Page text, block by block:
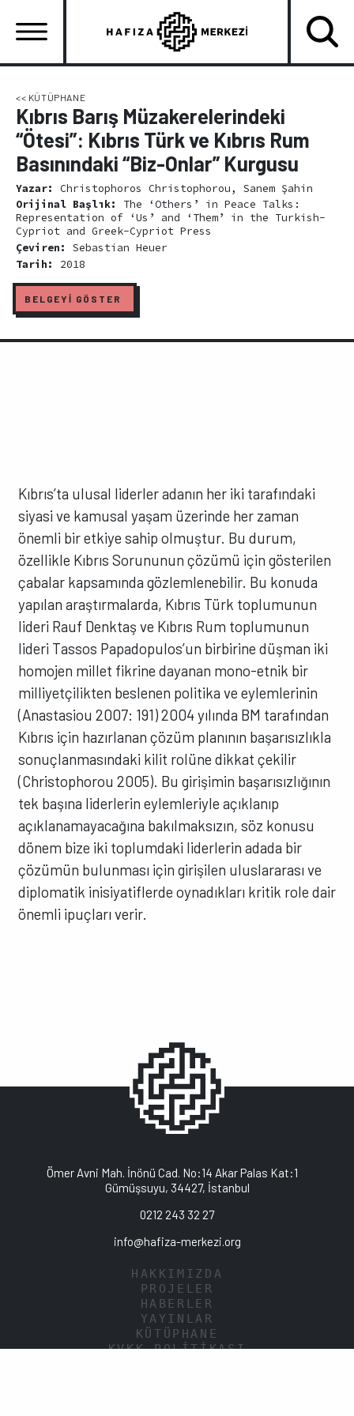
atla
gezinti
menüsü
<< KÜTÜPHANE
Kıbrıs Barış Müzakerelerindeki
“Ötesi”: Kıbrıs Türk ve Kıbrıs Rum
Basınındaki “Biz-Onlar” Kurgusu
Yazar:
Christophoros Christophorou, Sanem Şahin
Orijinal Başlık:
The ‘Others’ in Peace Talks:
Representation of ‘Us’ and ‘Them’ in the Turkish-
Cypriot and Greek-Cypriot Press
Çeviren:
Sebastian Heuer
Tarih:
2018
BELGEYİ GÖSTER
Kıbrıs’ta ulusal liderler adanın her iki tarafındaki
siyasi ve kamusal yaşam üzerinde her zaman
önemli bir etkiye sahip olmuştur. Bu durum,
özellikle Kıbrıs Sorununun çözümü için gösterilen
çabalar kapsamında gözlemlenebilir. Bu konuda
yapılan araştırmalarda, Kıbrıs Türk toplumunun
lideri Rauf Denktaş ve Kıbrıs Rum toplumunun
lideri Tassos Papadopulos’un birbirine düşman iki
homojen millet fikrine dayanan mono-etnik bir
milliyetçilikten beslenen politika ve eylemlerinin
(Anastasiou 2007: 191) 2004 yılında BM tarafından
Kıbrıs için hazırlanan çözüm planının başarısızlıkla
sonuçlanmasındaki kilit rolüne dikkat çekilir
(Christophorou 2005). Bu girişimin başarısızlığının
tek başına liderlerin eylemleriyle açıklanıp
açıklanamayacağına bakılmaksızın, söz konusu
dönem bize iki toplumdaki liderlerin adada bir
çözümün bulunması için girişilen uluslararası ve
diplomatik inisiyatiflerde oynadıkları kritik role dair
önemli ipuçları verir.
Ömer Avni Mah. İnönü Cad. No:14 Akar Palas Kat:1
Gümüşsuyu, 34427, İstanbul
0212 243 32 27
info@hafiza-merkezi.org
HAKKIMIZDA
PROJELER
HABERLER
YAYINLAR
KÜTÜPHANE
KVKK POLİTİKASI